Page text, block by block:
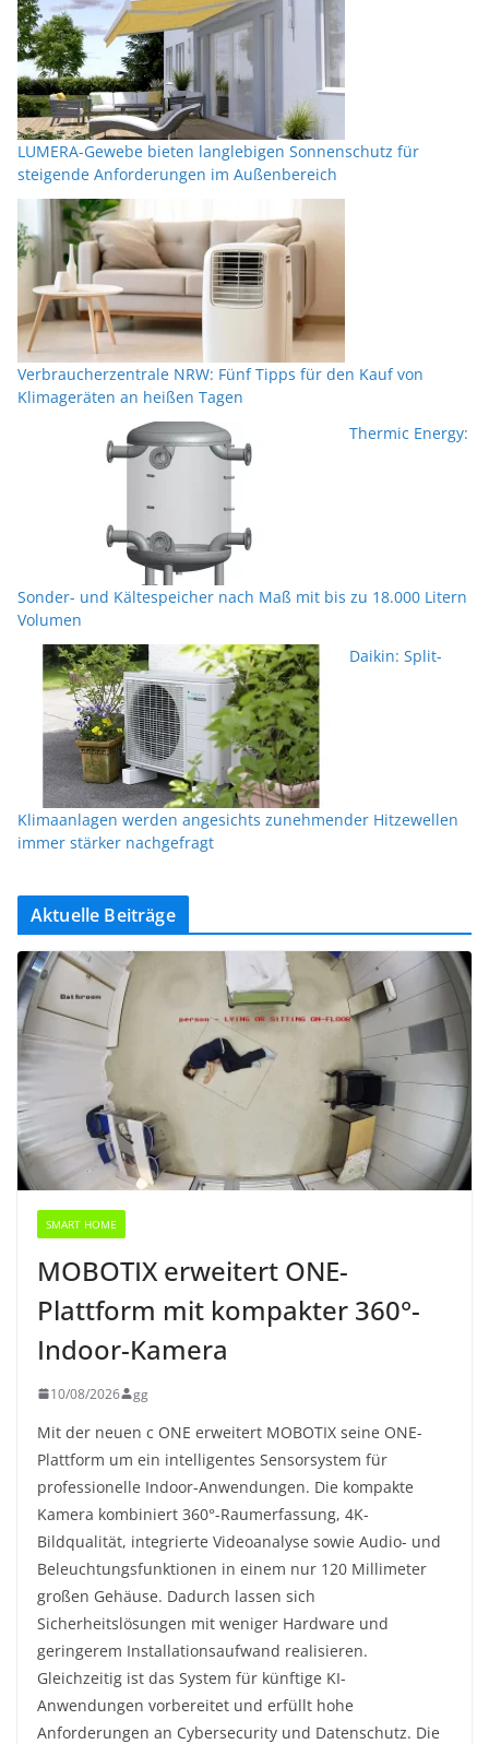
LUMERA-Gewebe bieten langlebigen Sonnenschutz für
steigende Anforderungen im Außenbereich
Verbraucherzentrale NRW: Fünf Tipps für den Kauf von
Klimageräten an heißen Tagen
Thermic Energy:
Sonder- und Kältespeicher nach Maß mit bis zu 18.000 Litern
Volumen
Daikin: Split-
Klimaanlagen werden angesichts zunehmender Hitzewellen
immer stärker nachgefragt
Aktuelle Beiträge
SMART HOME
MOBOTIX erweitert ONE-
Plattform mit kompakter 360°-
Indoor-Kamera
10/08/2026 gg
Mit der neuen c ONE erweitert MOBOTIX seine ONE-
Plattform um ein intelligentes Sensorsystem für
professionelle Indoor-Anwendungen. Die kompakte
Kamera kombiniert 360°-Raumerfassung, 4K-
Bildqualität, integrierte Videoanalyse sowie Audio- und
Beleuchtungsfunktionen in einem nur 120 Millimeter
großen Gehäuse. Dadurch lassen sich
Sicherheitslösungen mit weniger Hardware und
geringerem Installationsaufwand realisieren.
Gleichzeitig ist das System für künftige KI-
Anwendungen vorbereitet und erfüllt hohe
Anforderungen an Cybersecurity und Datenschutz. Die